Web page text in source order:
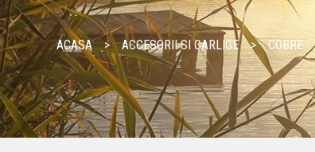
ACASA ACCESORII SI CARLIGE COBRE